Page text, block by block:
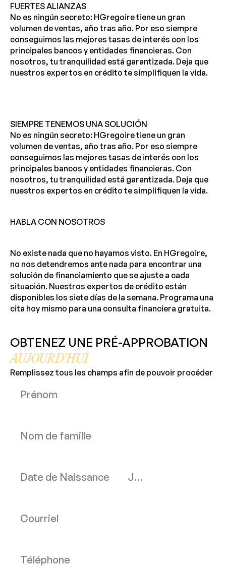
FUERTES ALIANZAS
No es ningún secreto: HGregoire tiene un gran
volumen de ventas, año tras año. Por eso siempre
conseguimos las mejores tasas de interés con los
principales bancos y entidades financieras. Con
nosotros, tu tranquilidad está garantizada. Deja que
nuestros expertos en crédito te simplifiquen la vida.
SIEMPRE TENEMOS UNA SOLUCIÓN
No es ningún secreto: HGregoire tiene un gran
volumen de ventas, año tras año. Por eso siempre
conseguimos las mejores tasas de interés con los
principales bancos y entidades financieras. Con
nosotros, tu tranquilidad está garantizada. Deja que
nuestros expertos en crédito te simplifiquen la vida.
HABLA CON NOSOTROS
No existe nada que no hayamos visto. En HGregoire,
no nos detendremos ante nada para encontrar una
solución de financiamiento que se ajuste a cada
situación. Nuestros expertos de crédito están
disponibles los siete días de la semana. Programa una
cita hoy mismo para una consulta financiera gratuita.
OBTENEZ UNE PRÉ-APPROBATION
AUJOURD’HUI
Remplissez tous les champs afin de pouvoir procéder